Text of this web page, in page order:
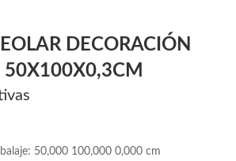
DECORACIÓN
50X100X0,3CM
50,000 100,000 0,000 cm